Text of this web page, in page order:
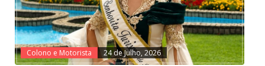
Colono e Motorista 24 de Julho, 2026